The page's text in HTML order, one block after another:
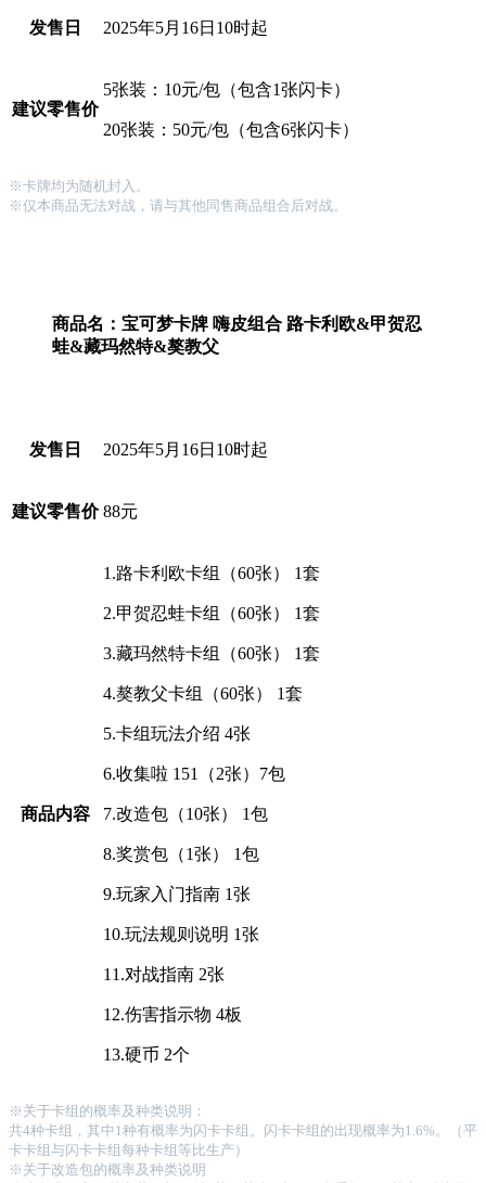
发售日 2025年5月16日10时起
建议零售价
5张装：10元/包（包含1张闪卡）
20张装：50元/包（包含6张闪卡）
※卡牌均为随机封入。
※仅本商品无法对战，请与其他同售商品组合后对战。
商品名：宝可梦卡牌 嗨皮组合 路卡利欧&甲贺忍
蛙&藏玛然特&獒教父
发售日 2025年5月16日10时起
建议零售价 88元
商品内容
1.路卡利欧卡组（60张） 1套
2.甲贺忍蛙卡组（60张） 1套
3.藏玛然特卡组（60张） 1套
4.獒教父卡组（60张） 1套
5.卡组玩法介绍 4张
6.收集啦 151（2张）7包
7.改造包（10张） 1包
8.奖赏包（1张） 1包
9.玩家入门指南 1张
10.玩法规则说明 1张
11.对战指南 2张
12.伤害指示物 4板
13.硬币 2个
※关于卡组的概率及种类说明：
共4种卡组，其中1种有概率为闪卡卡组。闪卡卡组的出现概率为1.6%。（平
卡卡组与闪卡卡组每种卡组等比生产）
※关于改造包的概率及种类说明